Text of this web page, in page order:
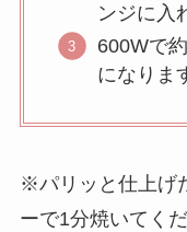
ンジに入
600Wで
になりま
※パリッと仕上げ
ーで1分焼いてくだ